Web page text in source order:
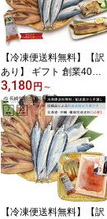
【冷凍便送料無料】【訳
あり】 ギフト 創業40年
以上 魚種おまかせ干物セ
ット 4種12品 同一配送先
に2セット以上で特典付
き お中元 お取り寄せ グ
ルメ
3,180円 ～
【冷凍便送料無料】【訳